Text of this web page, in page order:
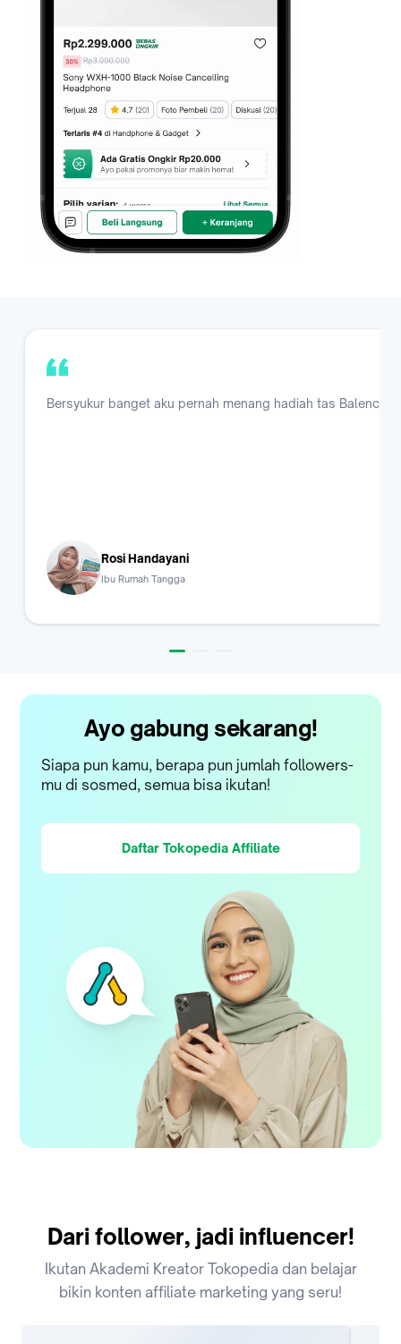
Bersyukur banget aku pernah menang hadiah tas
Rosi Handayani
Ibu Rumah Tangga
Ayo gabung sekarang!
Siapa pun kamu, berapa pun jumlah followers-
mu di sosmed, semua bisa ikutan!
Daftar Tokopedia Affiliate
Dari follower, jadi influencer!
Ikutan Akademi Kreator Tokopedia dan belajar
bikin konten affiliate marketing yang seru!